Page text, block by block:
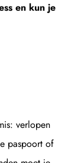
en kun je
verlopen
paspoort of